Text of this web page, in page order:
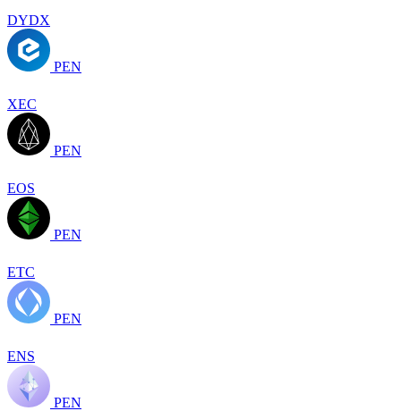
DYDX
PEN
XEC
PEN
EOS
PEN
ETC
PEN
ENS
PEN